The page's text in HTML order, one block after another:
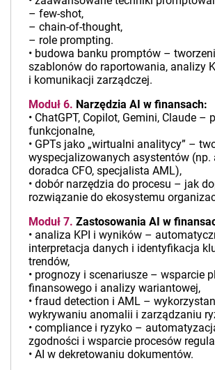
– few-shot,
– chain-of-thought,
– role prompting.
• budowa banku promptów –
szablonów do raportowania, analizy
i komunikacji zarządczej.
Moduł 6. Narzędzia AI w finansach:
• ChatGPT, Copilot, Gemini, Claude –
funkcjonalne,
• GPTs jako „wirtualni analitycy” –
wyspecjalizowanych asystentów (np.
doradca CFO, specjalista AML),
• dobór narzędzia do procesu – jak
rozwiązanie do ekosystemu
Moduł 7. Zastosowania AI w
• analiza KPI i wyników –
interpretacja danych i identyfikacja
trendów,
• prognozy i scenariusze – wsparcie
finansowego i analizy wariantowej,
• fraud detection i AML –
wykrywaniu anomalii i zarządzaniu
• compliance i ryzyko –
zgodności i wsparcie procesów
• AI w dekretowaniu dokumentów.